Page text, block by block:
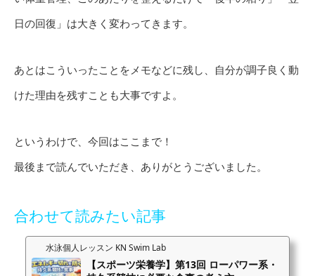
日の回復」は大きく変わってきます。
あとはこういったことをメモなどに残し、自分が調子良く動
けた理由を残すことも大事ですよ。
というわけで、今回はここまで！
最後まで読んでいただき、ありがとうございました。
合わせて読みたい記事
水泳個人レッスン KN Swim Lab
【スポーツ栄養学】第13回 ローパワー系・